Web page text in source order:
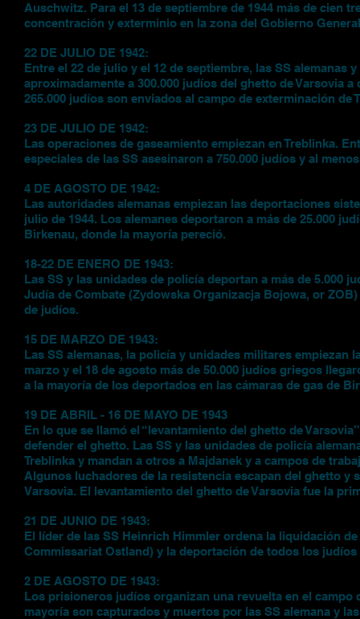
Auschwitz. Para el 13 de septiembre de 1944 más de cien
concentración y exterminio en la zona del Gobierno
22 DE JULIO DE 1942:
Entre el 22 de julio y el 12 de septiembre, las SS
aproximadamente a 300.000 judíos del ghetto de Varsovia
265.000 judíos son enviados al campo de exterminación de
23 DE JULIO DE 1942:
Las operaciones de gaseamiento empiezan en Treblinka.
especiales de las SS asesinaron a 750.000 judíos y al
4 DE AGOSTO DE 1942:
Las autoridades alemanas empiezan las deportaciones
julio de 1944. Los alemanes deportaron a más de 25.000
Birkenau, donde la mayoría pereció.
18-22 DE ENERO DE 1943:
Las SS y las unidades de policía deportan a más de 5.000
Judía de Combate (Zydowska Organizacja Bojowa, or
de judíos.
15 DE MARZO DE 1943:
Las SS alemanas, la policía y unidades militares
marzo y el 18 de agosto más de 50.000 judíos griegos
a la mayoría de los deportados en las cámaras de gas de
19 DE ABRIL - 16 DE MAYO DE 1943
En lo que se llamó el “levantamiento del ghetto de
defender el ghetto. Las SS y las unidades de policía
Treblinka y mandan a otros a Majdanek y a campos de
Algunos luchadores de la resistencia escapan del ghetto
Varsovia. El levantamiento del ghetto de Varsovia fue la
21 DE JUNIO DE 1943:
El líder de las SS Heinrich Himmler ordena la liquidación
Commissariat Ostland) y la deportación de todos los
2 DE AGOSTO DE 1943:
Los prisioneros judíos organizan una revuelta en el campo
mayoría son capturados y muertos por las SS alemana y